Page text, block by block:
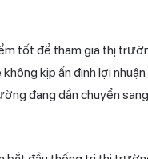
tốt để tham gia thị
kịp ấn định lợi
đang dần chuyển